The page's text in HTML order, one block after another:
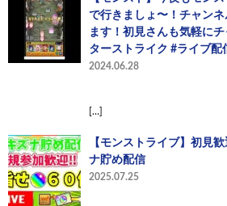
で行きましょ〜！チャン
ます！初見さんも気軽に
ターストライク #ライブ配
2024.06.28
[…]
【モンストライブ】初見
ナ貯め配信
2025.07.25